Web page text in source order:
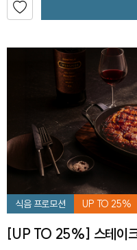
식음 프로모션 UP TO 25%
[UP TO 25%] 스테이